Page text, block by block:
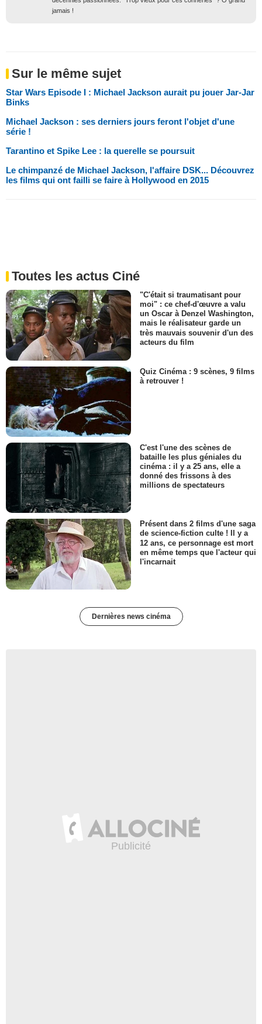
jamais !
Sur le même sujet
Star Wars Episode I : Michael Jackson aurait pu jouer Jar-Jar
Binks
Michael Jackson : ses derniers jours feront l'objet d'une
série !
Tarantino et Spike Lee : la querelle se poursuit
Le chimpanzé de Michael Jackson, l'affaire DSK... Découvrez
les films qui ont failli se faire à Hollywood en 2015
Toutes les actus Ciné
"C'était si traumatisant pour
moi" : ce chef-d'œuvre a valu
un Oscar à Denzel Washington,
mais le réalisateur garde un
très mauvais souvenir d'un des
acteurs du film
Quiz Cinéma : 9 scènes, 9 films
à retrouver !
C'est l'une des scènes de
bataille les plus géniales du
cinéma : il y a 25 ans, elle a
donné des frissons à des
millions de spectateurs
Présent dans 2 films d'une saga
de science-fiction culte ! Il y a
12 ans, ce personnage est mort
en même temps que l'acteur qui
l'incarnait
Dernières news cinéma